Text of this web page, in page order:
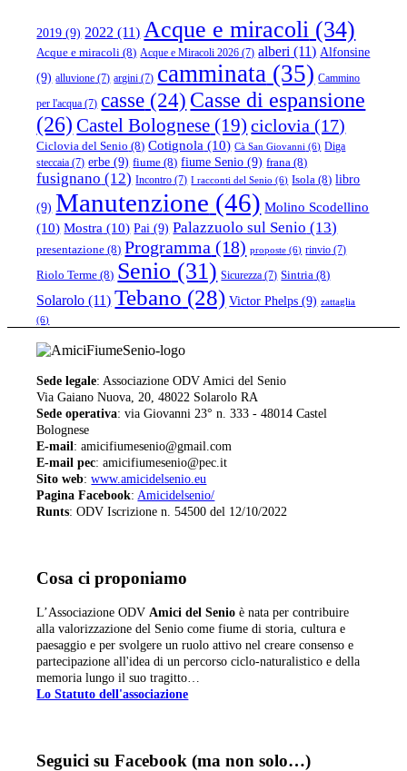
2019 (9) 2022 (11) Acque e miracoli (34)
Acque e miracoli (8) Acque e Miracoli 2026 (7) alberi (11) Alfonsine
(9) alluvione (7) argini (7) camminata (35) Cammino
per l'acqua (7) casse (24) Casse di espansione
(26) Castel Bolognese (19) ciclovia (17)
Ciclovia del Senio (8) Cotignola (10) Cà San Giovanni (6) Diga
steccaia (7) erbe (9) fiume (8) fiume Senio (9) frana (8)
fusignano (12) Incontro (7) I racconti del Senio (6) Isola (8) libro
(9) Manutenzione (46) Molino Scodellino
(10) Mostra (10) Pai (9) Palazzuolo sul Senio (13)
presentazione (8) Programma (18) proposte (6) rinvio (7)
Riolo Terme (8) Senio (31) Sicurezza (7) Sintria (8)
Solarolo (11) Tebano (28) Victor Phelps (9) zattaglia
(6)
Sede legale: Associazione ODV Amici del Senio
Via Gaiano Nuova, 20, 48022 Solarolo RA
Sede operativa: via Giovanni 23° n. 333 - 48014 Castel
Bolognese
E-mail: amicifiumesenio@gmail.com
E-mail pec: amicifiumesenio@pec.it
Sito web:www.amicidelsenio.eu
Pagina Facebook:Amicidelsenio/
Runts: ODV Iscrizione n. 54500 del 12/10/2022
Cosa ci proponiamo
L’Associazione ODVAmici del Senio è nata per contribuire
alla valorizzazione del Senio come fiume di storia, cultura e
paesaggio e per svolgere un ruolo attivo nel creare consenso e
partecipazione all'idea di un percorso ciclo-naturalistico e della
memoria lungo il suo tragitto…
Lo Statuto dell'associazione
Seguici su Facebook (ma non solo…)